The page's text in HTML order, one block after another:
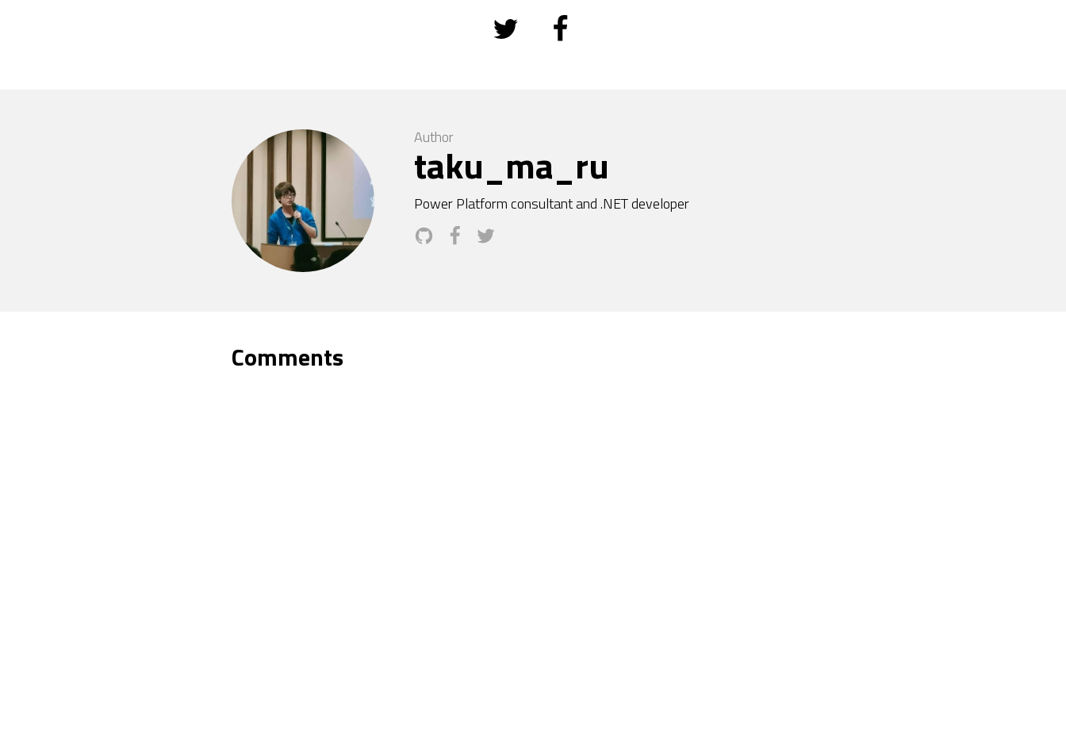
Author
taku_ma_ru
Power Platform consultant and .NET developer
Comments